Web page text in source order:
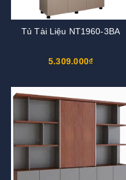
Tủ Tài Liệu NT1960-3BA
5.309.000₫